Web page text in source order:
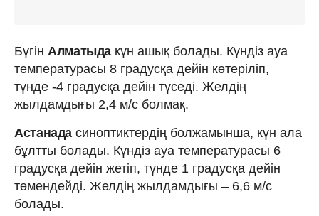
Бүгін Алматыда күн ашық болады. Күндіз ауа
температурасы 8 градусқа дейін көтеріліп,
түнде -4 градусқа дейін түседі. Желдің
жылдамдығы 2,4 м/с болмақ.
Астанада синоптиктердің болжамынша, күн ала
бұлтты болады. Күндіз ауа температурасы 6
градусқа дейін жетіп, түнде 1 градусқа дейін
төмендейді. Желдің жылдамдығы – 6,6 м/с
болады.